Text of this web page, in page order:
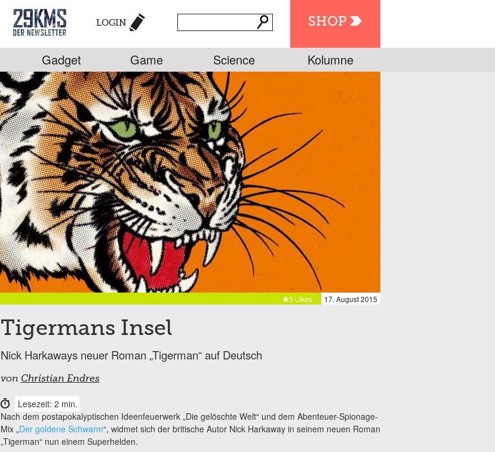
SHOP
LOGIN
Gadget Game Science Kolumne
17. August 2015
3 Likes
Tigermans Insel
Nick Harkaways neuer Roman „Tigerman“ auf Deutsch
von Christian Endres
Lesezeit: 2 min.
Nach dem postapokalyptischen Ideenfeuerwerk „Die gelöschte Welt“ und dem Abenteuer-Spionage-
Mix „Der goldene Schwarm“, widmet sich der britische Autor Nick Harkaway in seinem neuen Roman
„Tigerman“ nun einem Superhelden.